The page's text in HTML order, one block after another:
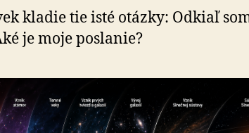
kladie tie isté otázky: Odkiaľ
je moje poslanie?